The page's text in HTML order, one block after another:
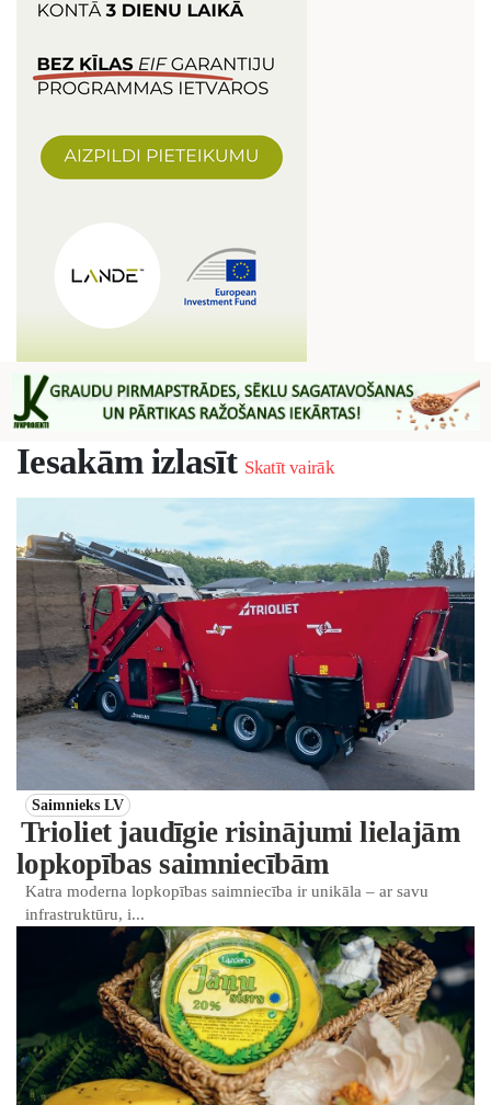
Iesakām izlasīt Skatīt vairāk
Saimnieks LV
Trioliet jaudīgie risinājumi lielajām
lopkopības saimniecībām
Katra moderna lopkopības saimniecība ir unikāla – ar savu
infrastruktūru, i...